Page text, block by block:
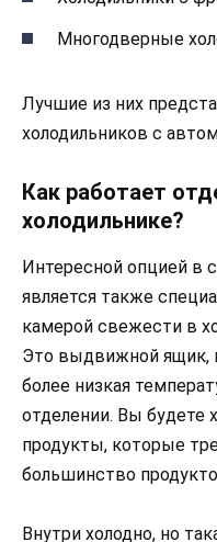
Многодверные
Лучшие из них
холодильников с
Как работает
холодильнике?
Интересной опцией в
является также
камерой свежести в
Это выдвижной ящик,
более низкая
отделении. Вы будете
продукты, которые
большинство
Внутри холодно, но